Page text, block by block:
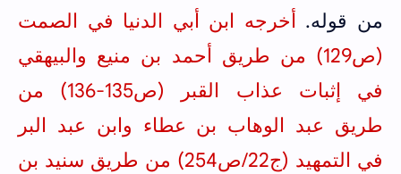
من قوله. أخرجه ابن أبي الدنيا في الصمت
(ص129)
من طريق أحمد بن منيع والبيهقي
في إثبات عذاب القبر (ص135-136) من
طريق عبد الوهاب بن عطاء وابن عبد البر
في التمهيد (ج22/ص254)
من طريق سنيد بن